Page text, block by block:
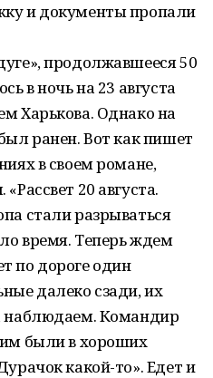
и документы пропали
продолжавшееся 50
в ночь на 23 августа
Харькова. Однако на
ранен. Вот как пишет
в своем романе,
20 августа.
стали разрываться
время. Теперь ждем
по дороге один
далеко сзади, их
наблюдаем. Командир
были в хороших
какой-то». Едет и